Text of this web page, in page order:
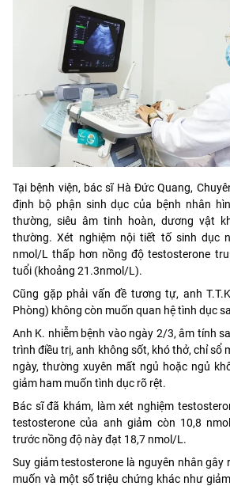
Tại bệnh viện, bác sĩ Hà Đức Quang,
định bộ phận sinh dục của bệnh nhân
thường, siêu âm tinh hoàn, dương vật
thường. Xét nghiệm nội tiết tố sinh dục
nmol/L thấp hơn nồng độ testosterone
tuổi (khoảng 21.3nmol/L).
Cũng gặp phải vấn đề tương tự, anh
Phòng) không còn muốn quan hệ tình dục
Anh K. nhiễm bệnh vào ngày 2/3, âm tính
trình điều trị, anh không sốt, khó thở, chỉ sổ
ngày, thường xuyên mất ngủ hoặc ngủ
giảm ham muốn tình dục rõ rệt.
Bác sĩ đã khám, làm xét nghiệm
testosterone của anh giảm còn 10,8
trước nồng độ này đạt 18,7 nmol/L.
Suy giảm testosterone là nguyên nhân
muốn và một số triệu chứng khác như